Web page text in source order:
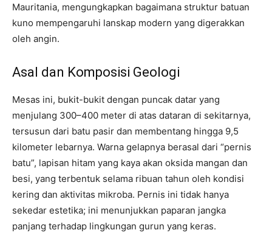
Mauritania, mengungkapkan bagaimana struktur batuan
kuno mempengaruhi lanskap modern yang digerakkan
oleh angin.
Asal dan Komposisi Geologi
Mesas ini, bukit-bukit dengan puncak datar yang
menjulang 300–400 meter di atas dataran di sekitarnya,
tersusun dari batu pasir dan membentang hingga 9,5
kilometer lebarnya. Warna gelapnya berasal dari “pernis
batu”, lapisan hitam yang kaya akan oksida mangan dan
besi, yang terbentuk selama ribuan tahun oleh kondisi
kering dan aktivitas mikroba. Pernis ini tidak hanya
sekedar estetika; ini menunjukkan paparan jangka
panjang terhadap lingkungan gurun yang keras.